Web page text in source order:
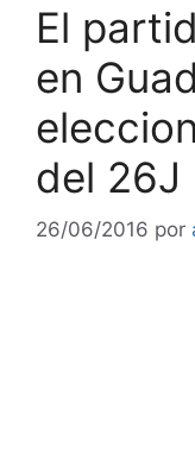
El
en
del 26J
26/06/2016 por